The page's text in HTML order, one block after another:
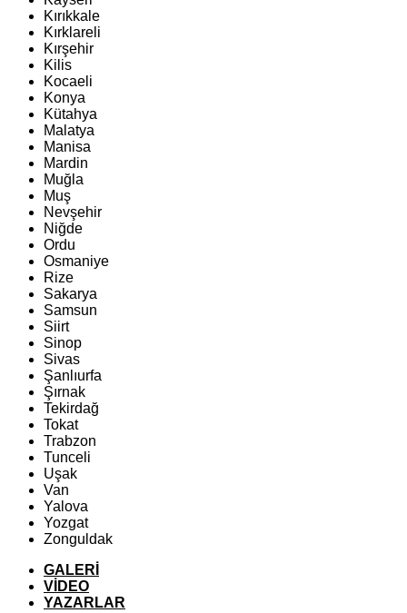
Kırıkkale
Kırklareli
Kırşehir
Kilis
Kocaeli
Konya
Kütahya
Malatya
Manisa
Mardin
Muğla
Muş
Nevşehir
Niğde
Ordu
Osmaniye
Rize
Sakarya
Samsun
Siirt
Sinop
Sivas
Şanlıurfa
Şırnak
Tekirdağ
Tokat
Trabzon
Tunceli
Uşak
Van
Yalova
Yozgat
Zonguldak
GALERİ
VİDEO
YAZARLAR